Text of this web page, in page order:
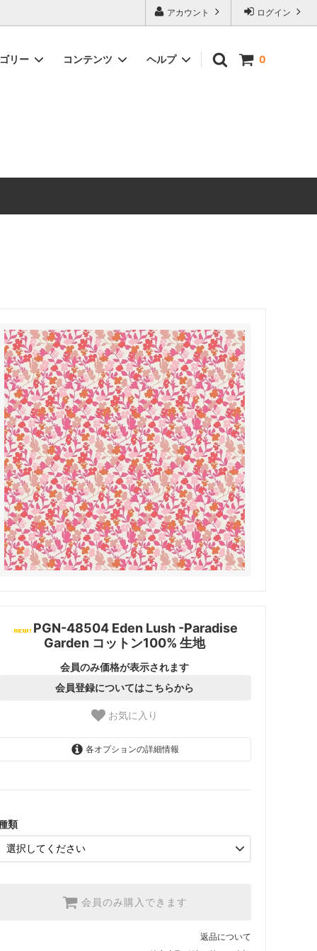
ログイン
アカウント
0
リー コンテンツ ヘルプ
PGN-48504 Eden Lush -Paradise
Garden コットン100% 生地
会員のみ価格が表示されます
会員登録についてはこちらから
お気に入り
各オプションの詳細情報
【2026/9/20〆10月発送予定
類
会員のみ購入できます
返品について